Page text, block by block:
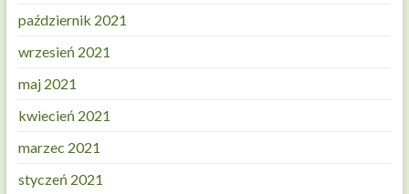
październik 2021
wrzesień 2021
maj 2021
kwiecień 2021
marzec 2021
styczeń 2021